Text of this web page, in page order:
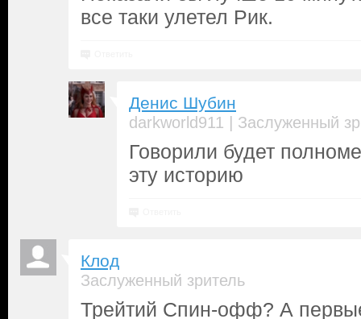
все таки улетел Рик.
Денис Шубин
darkworld911 | Заслуженный
Говорили будет
эту историю
Клод
Заслуженный зритель
Трейтий Спин-офф? А